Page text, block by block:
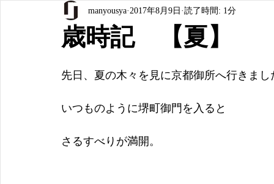
歳時記 【夏】
manyousya 2017年8月9日 読了時間: 1分
先日、夏の木々を見に京都御所へ行きまし
いつものように堺町御門を入ると
さるすべりが満開。